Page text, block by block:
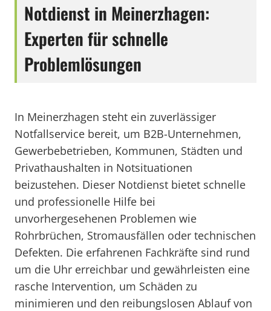
Notdienst in Meinerzhagen:
Experten für schnelle
Problemlösungen
In Meinerzhagen steht ein zuverlässiger
Notfallservice bereit, um B2B-Unternehmen,
Gewerbebetrieben, Kommunen, Städten und
Privathaushalten in Notsituationen
beizustehen. Dieser Notdienst bietet schnelle
und professionelle Hilfe bei
unvorhergesehenen Problemen wie
Rohrbrüchen, Stromausfällen oder technischen
Defekten. Die erfahrenen Fachkräfte sind rund
um die Uhr erreichbar und gewährleisten eine
rasche Intervention, um Schäden zu
minimieren und den reibungslosen Ablauf von